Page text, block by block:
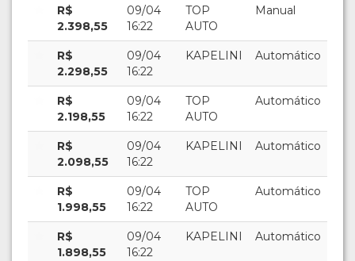
R$
2.398,55
09/04
16:22
TOP
AUTO
Manual
R$
2.298,55
09/04
16:22
KAPELINI Automático
R$
2.198,55
09/04
16:22
TOP
AUTO
Automático
R$
2.098,55
09/04
16:22
KAPELINI Automático
R$
1.998,55
09/04
16:22
TOP
AUTO
Automático
R$
1.898,55
09/04
16:22
KAPELINI Automático